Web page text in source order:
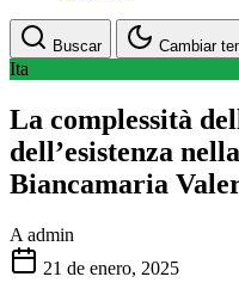
Buscar Cambiar
Ita
La complessità
dell’esistenza
Biancamaria
A admin
21 de enero, 2025